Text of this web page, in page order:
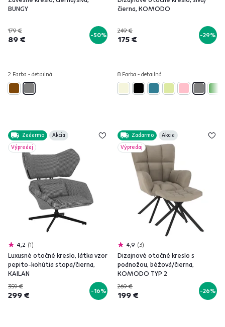
BUNGY
179 €
89 € -50%
2 Farba - detailná
čierna, KOMODO
249 €
175 € -29%
8 Farba - detailná
Zadarmo
Akcia
Výpredaj
4,2 1
Luxusné otočné kreslo, látka vzor
pepito-kohútia stopa/čierna,
KAILAN
359 €
299 € -16%
Zadarmo
Akcia
Výpredaj
4,9 3
Dizajnové otočné kreslo s
podnožou, béžová/čierna,
KOMODO TYP 2
269 €
199 € -26%